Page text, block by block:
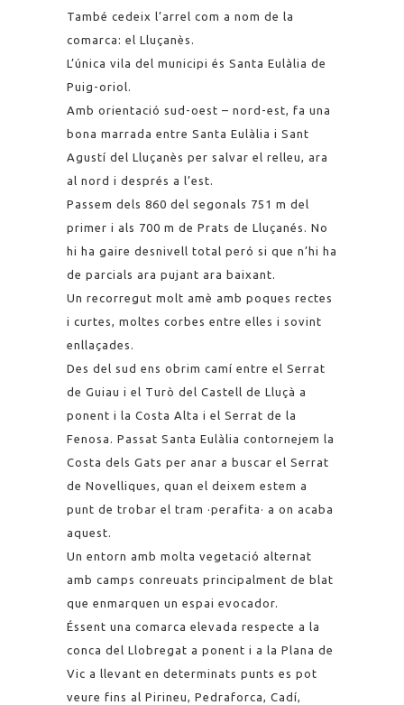
També cedeix l’arrel com a nom de la
comarca: el Lluçanès.
L’única vila del municipi és Santa Eulàlia de
Puig-oriol.
Amb orientació sud-oest – nord-est, fa una
bona marrada entre Santa Eulàlia i Sant
Agustí del Lluçanès per salvar el relleu, ara
al nord i després a l’est.
Passem dels 860 del segonals 751 m del
primer i als 700 m de Prats de Lluçanés. No
hi ha gaire desnivell total peró si que n’hi ha
de parcials ara pujant ara baixant.
Un recorregut molt amè amb poques rectes
i curtes, moltes corbes entre elles i sovint
enllaçades.
Des del sud ens obrim camí entre el Serrat
de Guiau i el Turò del Castell de Lluçà a
ponent i la Costa Alta i el Serrat de la
Fenosa. Passat Santa Eulàlia contornejem la
Costa dels Gats per anar a buscar el Serrat
de Novelliques, quan el deixem estem a
punt de trobar el tram ·perafita· a on acaba
aquest.
Un entorn amb molta vegetació alternat
amb camps conreuats principalment de blat
que enmarquen un espai evocador.
Éssent una comarca elevada respecte a la
conca del Llobregat a ponent i a la Plana de
Vic a llevant en determinats punts es pot
veure fins al Pirineu, Pedraforca, Cadí,